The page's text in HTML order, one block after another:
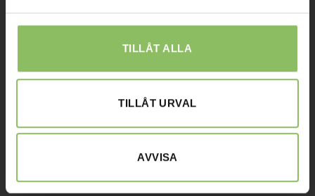
TILLÅT ALLA
TILLÅT URVAL
AVVISA
168 67 Bromma
Sommaröppettider:
Övriga dagar har vi stängt.
info@baddsofflagret.se